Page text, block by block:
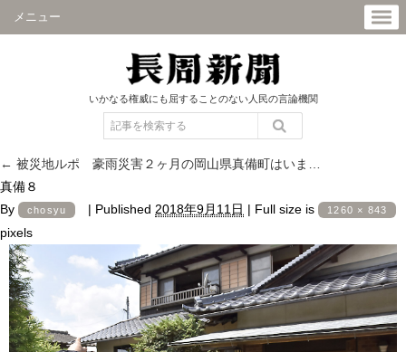
メニュー
いかなる権威にも屈することのない人民の言論機関
← 被災地ルポ 豪雨災害２ヶ月の岡山県真備町はいま…
真備８
By
chosyu | Published 2018年9月11日 | Full size is 1260 × 843
pixels